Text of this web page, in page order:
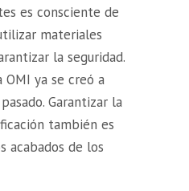
es consciente de
materiales
la seguridad.
ya se creó a
Garantizar la
también es
acabados de los